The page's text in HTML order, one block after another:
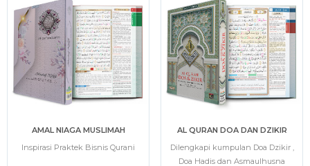
AMAL NIAGA MUSLIMAH
Inspirasi Praktek Bisnis Qurani
AL QURAN DOA DAN DZIKIR
Dilengkapi kumpulan Doa Dzikir ,
Doa Hadis dan Asmaulhusna